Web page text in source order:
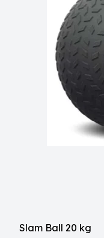
Slam Ball 20 kg